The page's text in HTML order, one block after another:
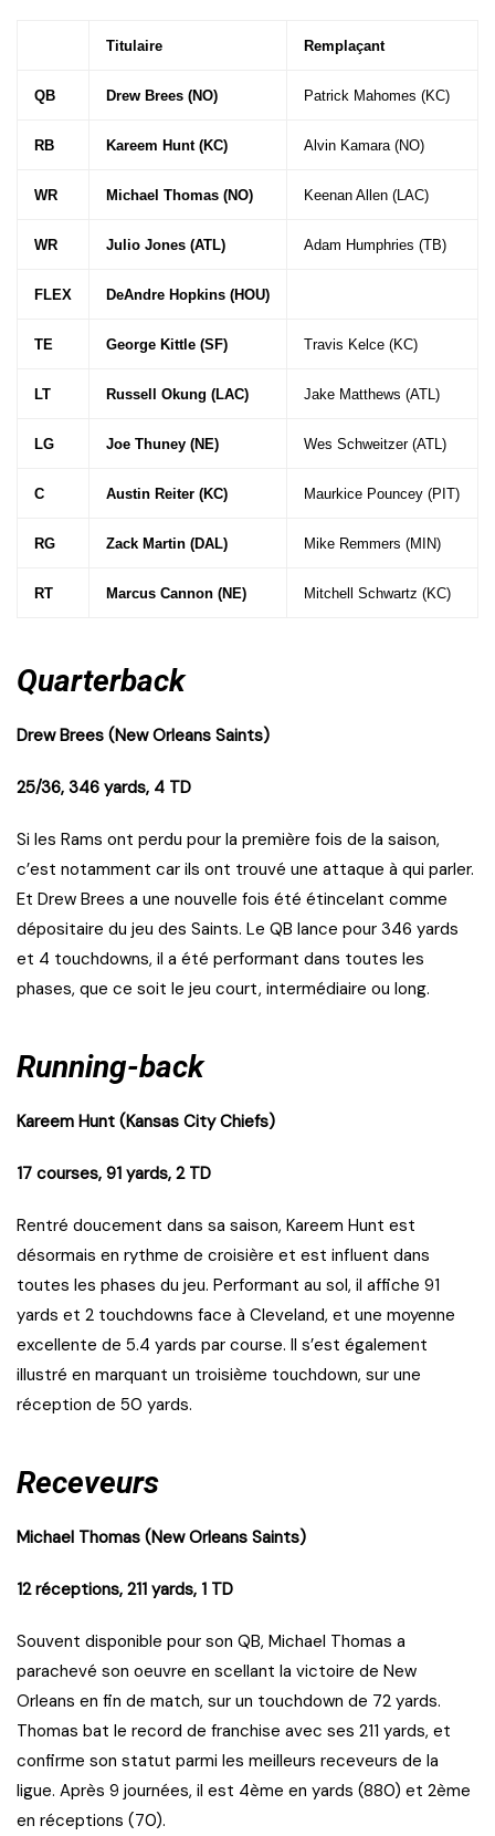
Titulaire Remplaçant
QB Drew Brees (NO) Patrick Mahomes (KC)
RB Kareem Hunt (KC) Alvin Kamara (NO)
WR Michael Thomas (NO) Keenan Allen (LAC)
WR Julio Jones (ATL) Adam Humphries (TB)
FLEX DeAndre Hopkins (HOU)
TE George Kittle (SF) Travis Kelce (KC)
LT Russell Okung (LAC) Jake Matthews (ATL)
LG Joe Thuney (NE) Wes Schweitzer (ATL)
C Austin Reiter (KC) Maurkice Pouncey (PIT)
RG Zack Martin (DAL) Mike Remmers (MIN)
RT Marcus Cannon (NE) Mitchell Schwartz (KC)
Quarterback
Drew Brees (New Orleans Saints)
25/36, 346 yards, 4 TD
Si les Rams ont perdu pour la première fois de la saison,
c’est notamment car ils ont trouvé une attaque à qui parler.
Et Drew Brees a une nouvelle fois été étincelant comme
dépositaire du jeu des Saints. Le QB lance pour 346 yards
et 4 touchdowns, il a été performant dans toutes les
phases, que ce soit le jeu court, intermédiaire ou long.
Running-back
Kareem Hunt (Kansas City Chiefs)
17 courses, 91 yards, 2 TD
Rentré doucement dans sa saison, Kareem Hunt est
désormais en rythme de croisière et est influent dans
toutes les phases du jeu. Performant au sol, il affiche 91
yards et 2 touchdowns face à Cleveland, et une moyenne
excellente de 5.4 yards par course. Il s’est également
illustré en marquant un troisième touchdown, sur une
réception de 50 yards.
Receveurs
Michael Thomas (New Orleans Saints)
12 réceptions, 211 yards, 1 TD
Souvent disponible pour son QB, Michael Thomas a
parachevé son oeuvre en scellant la victoire de New
Orleans en fin de match, sur un touchdown de 72 yards.
Thomas bat le record de franchise avec ses 211 yards, et
confirme son statut parmi les meilleurs receveurs de la
ligue. Après 9 journées, il est 4ème en yards (880) et 2ème
en réceptions (70).